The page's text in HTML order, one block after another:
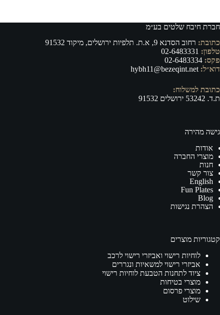
חברת חיבח שלטים בע״מ
כתובת: רחוב הסדנא 9, א.ת. תלפיות ירושלים, מיקוד 91532
טלפון: 02-6483331
פקס:
דוא״ל: hybh11@bezeqint.net
כתובת למשלוח:
ת.ד. 53242 ירושלים 91532
גישה מהירה
אודות
מוצרי החברה
חנות
צור קשר
English
Fun Plates
Blog
הצהרת נגישות
קטגוריות מוצרים
לוחיות רישוי ואביזרי רישוי לרכב
אביזרי רישוי למשאיות ונגררים
ציוד לתחנות הטבעת לוחיות רישוי
מוצרי בטיחות
מוצרי פרסום
שילוט